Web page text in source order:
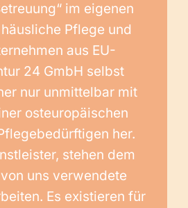
im eigenen
Pflege und
aus EU-
24 GmbH selbst
nur unmittelbar mit
osteuropäischen
her.
stehen dem
uns verwendete
Es existieren für